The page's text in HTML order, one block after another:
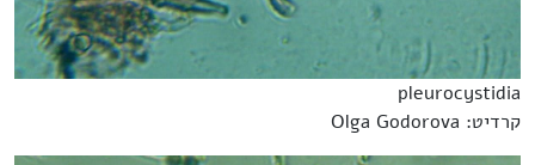
pleurocystidia
קרדיט: Olga Godorova